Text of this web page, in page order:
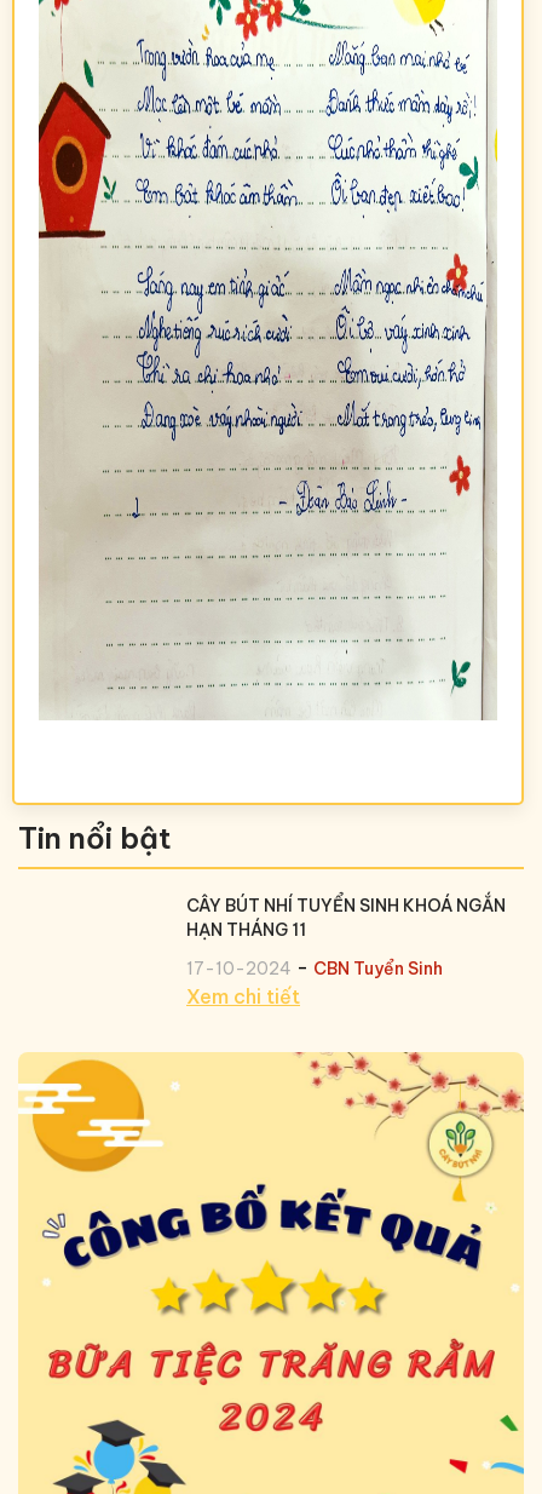
Tin nổi bật
CÂY BÚT NHÍ TUYỂN SINH KHOÁ NGẮN
HẠN THÁNG 11
17-10-2024 - CBN Tuyển Sinh
Xem chi tiết